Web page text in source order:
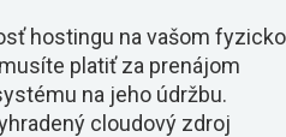
hostingu na vašom
platiť za prenájom
na jeho údržbu.
cloudový zdroj